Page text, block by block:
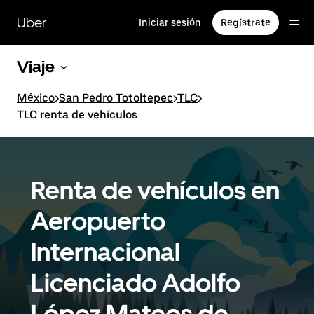
contenido
principal
Uber Iniciar sesión Regístrate
Viaje
México>San Pedro Totoltepec>TLC>
TLC renta de vehículos
Renta de vehículos en
Aeropuerto
Internacional
Licenciado Adolfo